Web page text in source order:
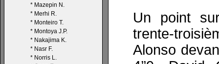
* Mazepin N.
* Merhi R.
* Monteiro T.
* Montoya J.P.
* Nakajima K.
* Nasr F.
* Norris L.
Un point
trente-
Alonso